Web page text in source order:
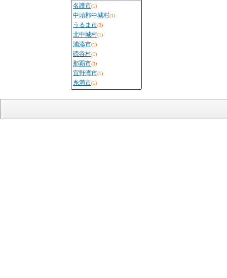
名護市(1)
中頭郡中城村(1)
うるま市(3)
北中城村(1)
浦添市(1)
読谷村(1)
那覇市(3)
宜野湾市(1)
糸満市(1)